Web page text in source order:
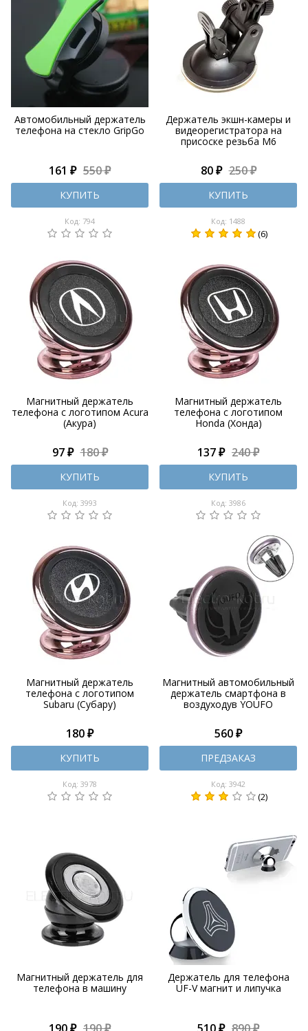
Автомобильный держатель
телефона на стекло GripGo
161 ₽ 550 ₽
КУПИТЬ
Код: 794
Держатель экшн-камеры и
видеорегистратора на
присоске резьба М6
80 ₽ 250 ₽
КУПИТЬ
Код: 1488
(6)
Магнитный держатель
телефона с логотипом Acura
(Акура)
97 ₽ 180 ₽
КУПИТЬ
Код: 3993
Магнитный держатель
телефона с логотипом
Honda (Хонда)
137 ₽ 240 ₽
КУПИТЬ
Код: 3986
Магнитный держатель
телефона с логотипом
Subaru (Субару)
180 ₽
КУПИТЬ
Код: 3978
Магнитный автомобильный
держатель смартфона в
воздуходув YOUFO
560 ₽
ПРЕДЗАКАЗ
Код: 3942
(2)
Магнитный держатель для
телефона в машину
190 ₽ 190 ₽
Держатель для телефона
UF-V магнит и липучка
510 ₽ 890 ₽